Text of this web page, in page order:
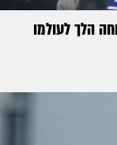
הלך לעולמו